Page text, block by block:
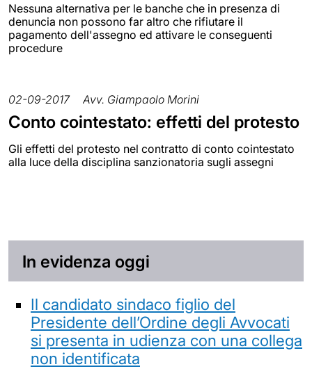
Nessuna alternativa per le banche che in presenza di
denuncia non possono far altro che rifiutare il
pagamento dell'assegno ed attivare le conseguenti
procedure
02-09-2017 Avv. Giampaolo Morini
Conto cointestato: effetti del protesto
Gli effetti del protesto nel contratto di conto cointestato
alla luce della disciplina sanzionatoria sugli assegni
In evidenza oggi
Il candidato sindaco figlio del
Presidente dell’Ordine degli Avvocati
si presenta in udienza con una collega
non identificata